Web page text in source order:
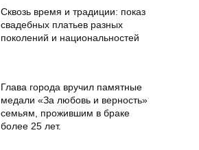
Сквозь время и традиции: показ
свадебных платьев разных
поколений и национальностей
Глава города вручил памятные
медали «За любовь и верность»
семьям, прожившим в браке
более 25 лет.